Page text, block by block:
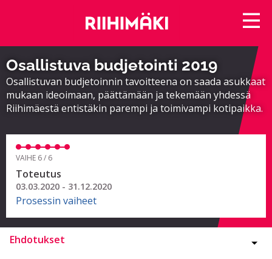
Osallistuva budjetointi 2019
Osallistuvan budjetoinnin tavoitteena on saada asukkaat
mukaan ideoimaan, päättämään ja tekemään yhdessä
Riihimäestä entistäkin parempi ja toimivampi kotipaikka.
VAIHE 6 / 6
Toteutus
03.03.2020 - 31.12.2020
Prosessin vaiheet
Ehdotukset